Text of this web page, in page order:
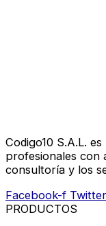
Codigo10 S.A.L.
profesionales con
consultoría y los
Facebook-f Twitter
PRODUCTOS